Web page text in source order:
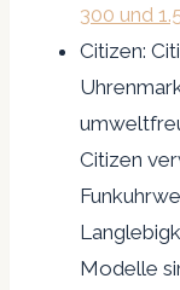
300 und
Citizen:
Citizen
Modelle